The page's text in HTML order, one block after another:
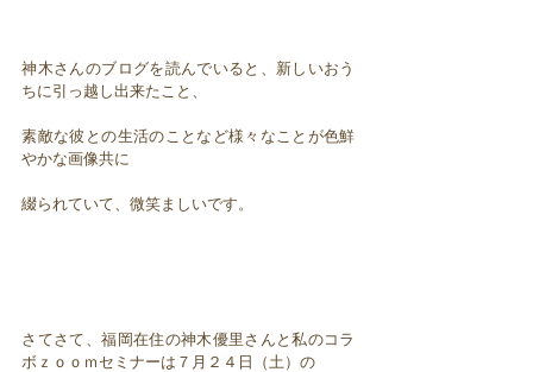
神木さんのブログを読んでいると、新しいおう
ちに引っ越し出来たこと、
素敵な彼との生活のことなど様々なことが色鮮
やかな画像共に
綴られていて、微笑ましいです。
さてさて、福岡在住の神木優里さんと私のコラ
ボｚｏｏｍセミナーは７月２４日（土）の